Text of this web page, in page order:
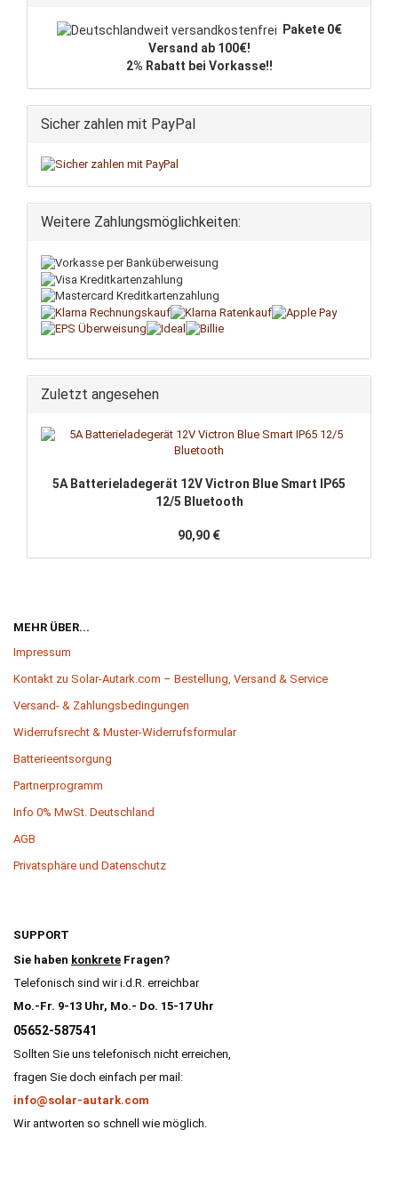
Pakete 0€
Versand ab 100€!
2% Rabatt bei Vorkasse!!
Sicher zahlen mit PayPal
Weitere Zahlungsmöglichkeiten:
Zuletzt angesehen
5A Batterieladegerät 12V Victron Blue Smart IP65
12/5 Bluetooth
90,90 €
MEHR ÜBER...
Impressum
Kontakt zu Solar-Autark.com – Bestellung, Versand & Service
Versand- & Zahlungsbedingungen
Widerrufsrecht & Muster-Widerrufsformular
Batterieentsorgung
Partnerprogramm
Info 0% MwSt. Deutschland
AGB
Privatsphäre und Datenschutz
SUPPORT
Sie haben konkrete Fragen?
Telefonisch sind wir i.d.R. erreichbar
Mo.-Fr. 9-13 Uhr, Mo.- Do. 15-17 Uhr
05652-587541
Sollten Sie uns telefonisch nicht erreichen,
fragen Sie doch einfach per mail:
info@solar-autark.com
Wir antworten so schnell wie möglich.